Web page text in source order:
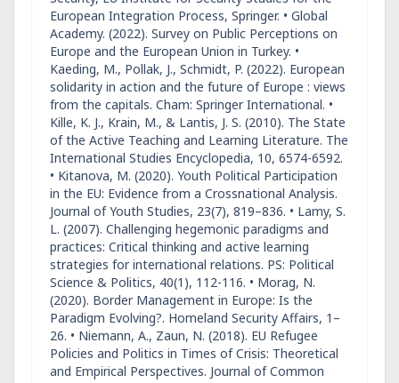
European Integration Process, Springer. • Global
Academy. (2022). Survey on Public Perceptions on
Europe and the European Union in Turkey. •
Kaeding, M., Pollak, J., Schmidt, P. (2022). European
solidarity in action and the future of Europe : views
from the capitals. Cham: Springer International. •
Kille, K. J., Krain, M., & Lantis, J. S. (2010). The State
of the Active Teaching and Learning Literature. The
International Studies Encyclopedia, 10, 6574-6592.
• Kitanova, M. (2020). Youth Political Participation
in the EU: Evidence from a Crossnational Analysis.
Journal of Youth Studies, 23(7), 819–836. • Lamy, S.
L. (2007). Challenging hegemonic paradigms and
practices: Critical thinking and active learning
strategies for international relations. PS: Political
Science & Politics, 40(1), 112-116. • Morag, N.
(2020). Border Management in Europe: Is the
Paradigm Evolving?. Homeland Security Affairs, 1–
26. • Niemann, A., Zaun, N. (2018). EU Refugee
Policies and Politics in Times of Crisis: Theoretical
and Empirical Perspectives. Journal of Common